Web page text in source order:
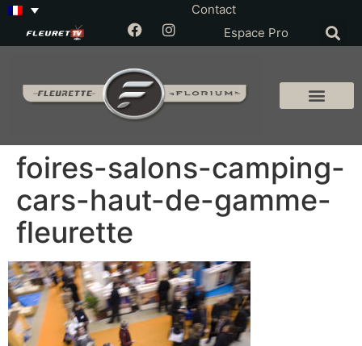
Contact
Espace Pro
foires-salons-camping-
cars-haut-de-gamme-
fleurette